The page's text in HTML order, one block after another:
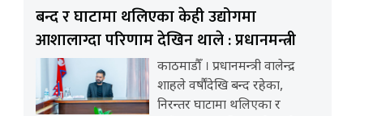
बन्द र घाटामा थलिएका केही उद्योगमा
आशालाग्दा परिणाम देखिन थाले : प्रधानमन्त्री
काठमाडौँ । प्रधानमन्त्री वालेन्द्र
शाहले वर्षौंदेखि बन्द रहेका,
निरन्तर घाटामा थलिएका र